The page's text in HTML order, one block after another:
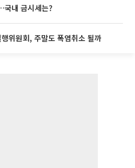
국내 금시세는?
위원회, 주말도 폭염취소 될까